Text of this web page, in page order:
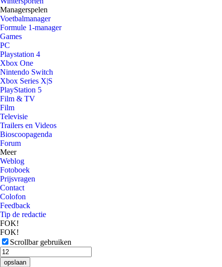
Managerspelen
Voetbalmanager
Formule 1-manager
Games
PC
Playstation 4
Xbox One
Nintendo Switch
Xbox Series X|S
PlayStation 5
Film & TV
Film
Televisie
Trailers en Videos
Bioscoopagenda
Forum
Meer
Weblog
Fotoboek
Prijsvragen
Contact
Colofon
Feedback
Tip de redactie
FOK!
FOK!
Scrollbar gebruiken
opslaan